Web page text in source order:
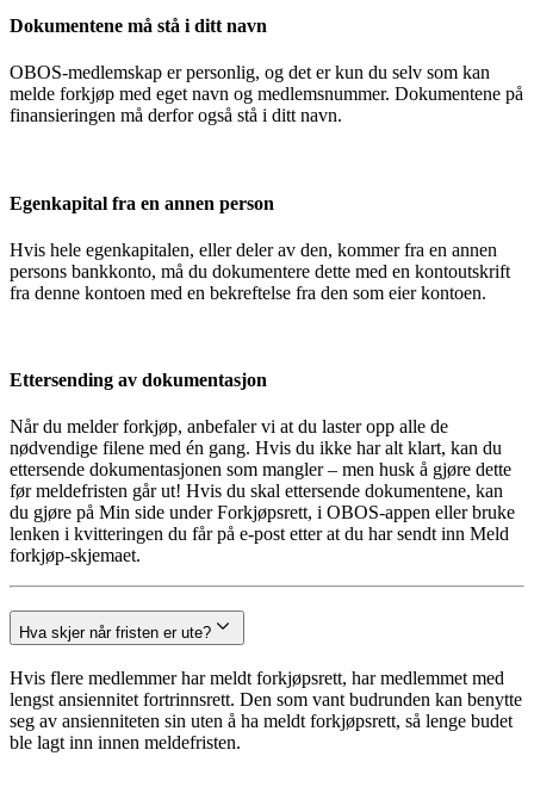
Dokumentene må stå i ditt navn
OBOS-medlemskap er personlig, og det er kun du selv som kan
melde forkjøp med eget navn og medlemsnummer. Dokumentene på
finansieringen må derfor også stå i ditt navn.
Egenkapital fra en annen person
Hvis hele egenkapitalen, eller deler av den, kommer fra en annen
persons bankkonto, må du dokumentere dette med en kontoutskrift
fra denne kontoen med en bekreftelse fra den som eier kontoen.
Ettersending av dokumentasjon
Når du melder forkjøp, anbefaler vi at du laster opp alle de
nødvendige filene med én gang. Hvis du ikke har alt klart, kan du
ettersende dokumentasjonen som mangler – men husk å gjøre dette
før meldefristen går ut! Hvis du skal ettersende dokumentene, kan
du gjøre på Min side under Forkjøpsrett, i OBOS-appen eller bruke
lenken i kvitteringen du får på e-post etter at du har sendt inn Meld
forkjøp-skjemaet.
Hva skjer når fristen er ute?
Hvis flere medlemmer har meldt forkjøpsrett, har medlemmet med
lengst ansiennitet fortrinnsrett. Den som vant budrunden kan benytte
seg av ansienniteten sin uten å ha meldt forkjøpsrett, så lenge budet
ble lagt inn innen meldefristen.